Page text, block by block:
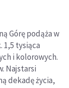
Górę podąża w
1,5 tysiąca
i kolorowych.
Najstarsi
dekadę życia,